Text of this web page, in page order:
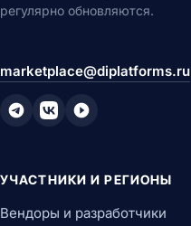
регулярно обновляются.
marketplace@diplatforms.ru
УЧАСТНИКИ И РЕГИОНЫ
Вендоры и разработчики